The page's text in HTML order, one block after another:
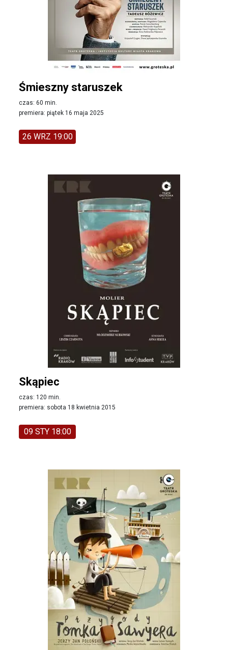
Śmieszny staruszek
czas: 60 min.
premiera: piątek 16 maja 2025
26 WRZ 19:00
Skąpiec
czas: 120 min.
premiera: sobota 18 kwietnia 2015
09 STY 18:00